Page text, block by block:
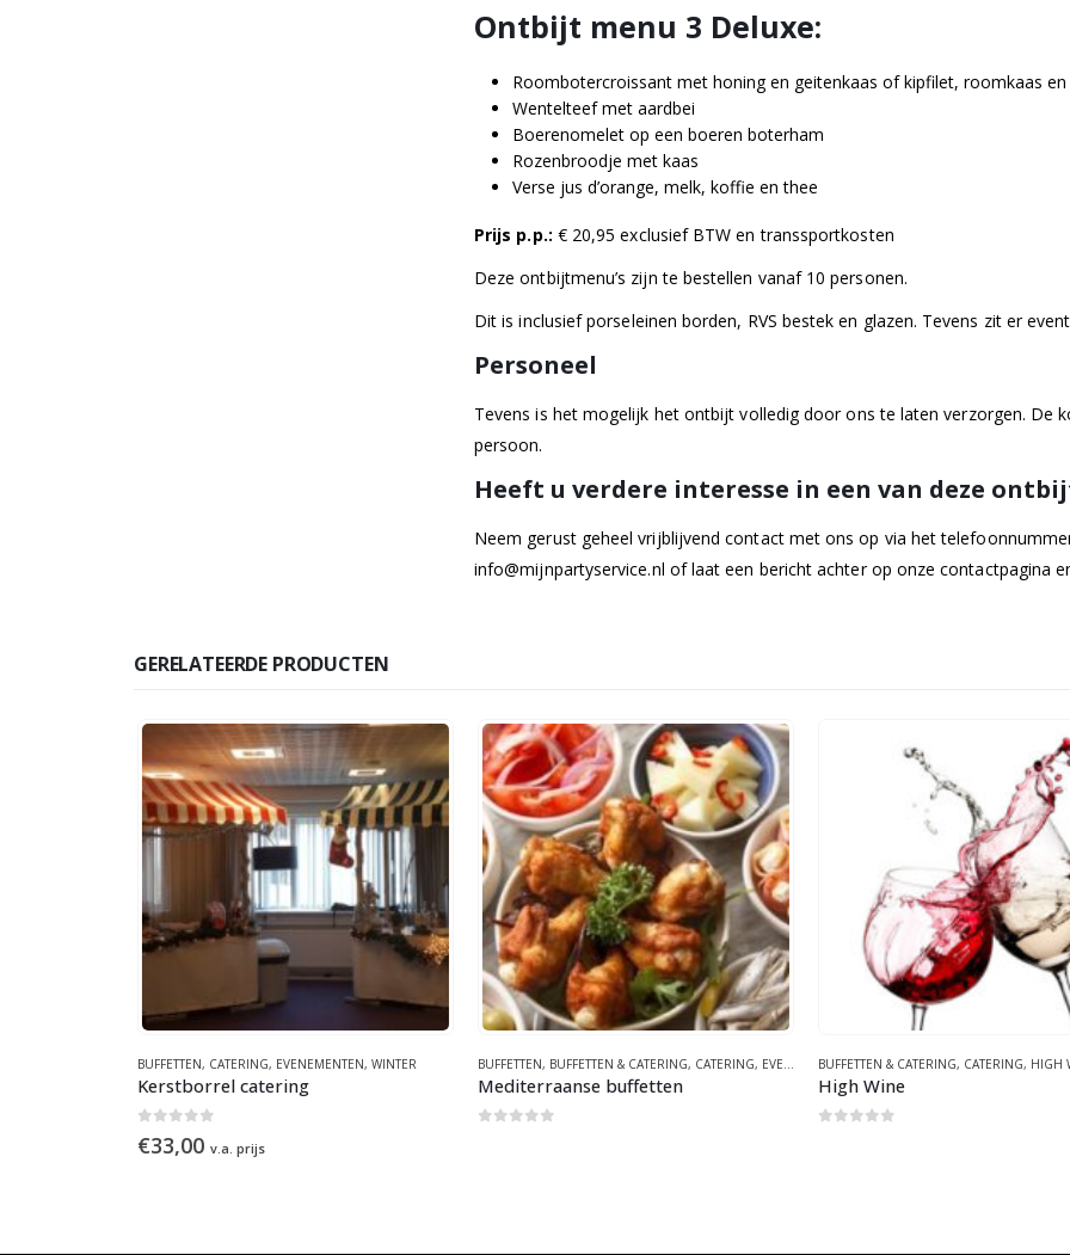
Ontbijt menu 3 Deluxe:
Roombotercroissant met honing en geitenkaas of kipfilet, roomkaas
Wentelteef met aardbei
Boerenomelet op een boeren boterham
Rozenbroodje met kaas
Verse jus d’orange, melk, koffie en thee
Prijs p.p.: € 20,95 exclusief BTW en transsportkosten
Deze ontbijtmenu’s zijn te bestellen vanaf 10 personen.
Dit is inclusief porseleinen borden, RVS bestek en glazen. Tevens zit er
Personeel
Tevens is het mogelijk het ontbijt volledig door ons te laten verzorgen. De
persoon.
Heeft u verdere interesse in een van deze
Neem gerust geheel vrijblijvend contact met ons op via het
info@mijnpartyservice.nl of laat een bericht achter op onze contactpagina
GERELATEERDE PRODUCTEN
BUFFETTEN, CATERING, EVENEMENTEN, WINTER
Kerstborrel catering
€33,00 v.a. prijs
BUFFETTEN, BUFFETTEN & CATERING, CATERING, EVENEMENTEN ,IBIZA ,MEDITERRAANS,
Mediterraanse buffetten
BUFFETTEN & CATERING, CATERING, HIGH
High Wine